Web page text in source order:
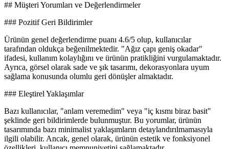
## Müşteri Yorumları ve Değerlendirmeler
### Pozitif Geri Bildirimler
Ürünün genel değerlendirme puanı 4.6/5 olup, kullanıcılar
tarafından oldukça beğenilmektedir. "Ağız çapı geniş okadar"
ifadesi, kullanım kolaylığını ve ürünün pratikliğini vurgulamaktadır.
Ayrıca, görsel olarak sade ve şık tasarımı, dekorasyonlara uyum
sağlama konusunda olumlu geri dönüşler almaktadır.
### Eleştirel Yaklaşımlar
Bazı kullanıcılar, "anlam veremedim" veya "iç kısmı biraz basit"
şeklinde geri bildirimlerde bulunmuştur. Bu yorumlar, ürünün
tasarımında bazı minimalist yaklaşımların detaylandırılmamasıyla
ilgili olabilir. Ancak, genel olarak, ürünün estetik ve fonksiyonel